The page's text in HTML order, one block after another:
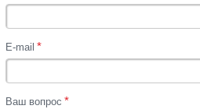
E-mail *
Ваш вопрос *